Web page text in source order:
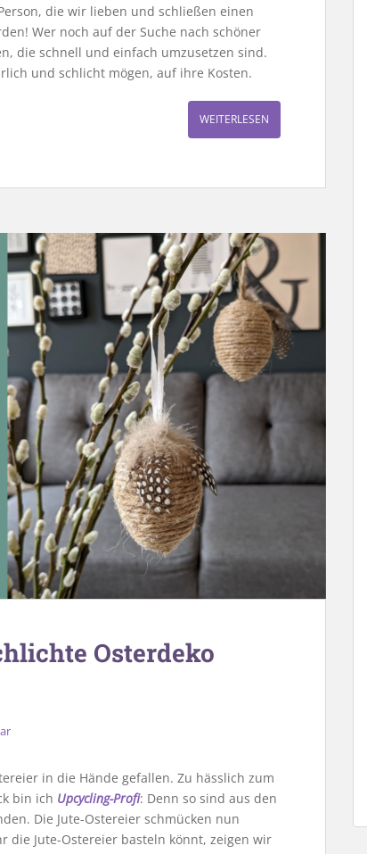
die wir lieben und schließen einen
Wer noch auf der Suche nach schöner
die schnell und einfach umzusetzen sind.
und schlicht mögen, auf ihre Kosten.
WEITERLESEN
Osterdeko
in die Hände gefallen. Zu hässlich zum
bin ich Upcycling-Profi: Denn so sind aus den
Die Jute-Ostereier schmücken nun
die Jute-Ostereier basteln könnt, zeigen wir